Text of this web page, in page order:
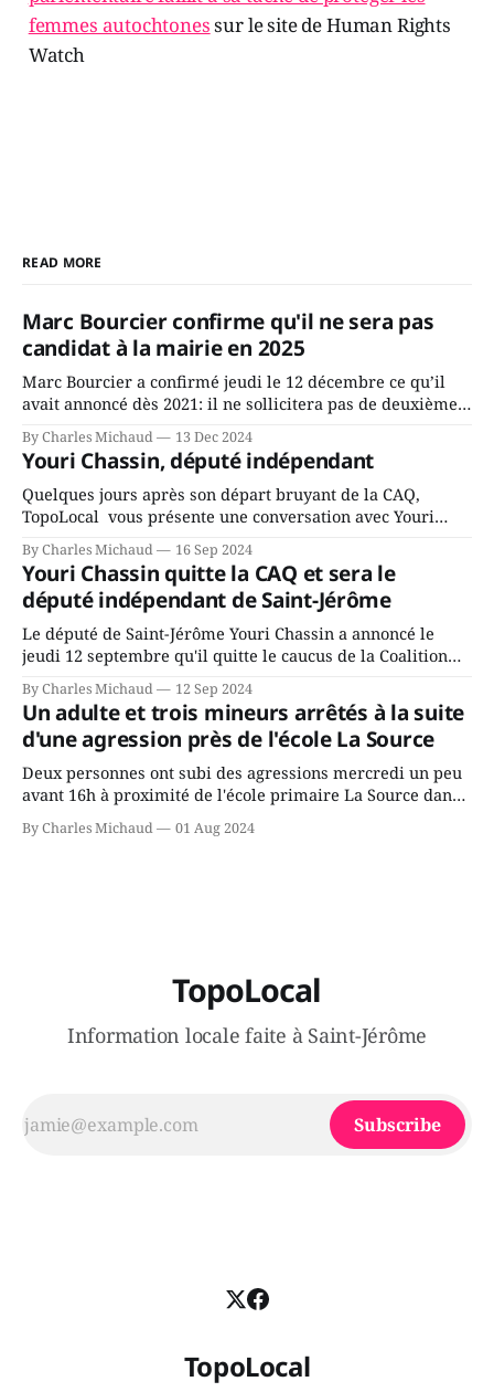
femmes autochtonessur le site de Human Rights
Watch
READ MORE
Marc Bourcier confirme qu'il ne sera pas
candidat à la mairie en 2025
Marc Bourcier a confirmé jeudi le 12 décembre ce qu’il
avait annoncé dès 2021: il ne sollicitera pas de deuxième
fait l’annonce en s’adressant aux employés de la ville,
rassemblés en soirée pour leur traditionnel souper
By Charles Michaud 13 Dec 2024
Youri Chassin, député indépendant
Quelques jours après son départ bruyant de la CAQ,
TopoLocal vous présente une conversation avec Youri
depuis longtemps? Sera-t-il candidat indépendant dans 2
ans? Joindrait-il un autre parti, par exemple les
conservateurs d’Éric Duhaime? Que lui
By Charles Michaud 16 Sep 2024
Youri Chassin quitte la CAQ et sera le
député indépendant de Saint-Jérôme
Le député de Saint-Jérôme Youri Chassin a annoncé le
jeudi 12 septembre qu'il quitte le caucus de la Coalition
gouvernement de la CAQ, surtout de son incapacité, qu'il
juge chronique, à offrir des
By Charles Michaud 12 Sep 2024
Un adulte et trois mineurs arrêtés à la suite
d'une agression près de l'école La Source
Deux personnes ont subi des agressions mercredi un peu
avant 16h à proximité de l'école primaire La Source dans
victimes aurait été écrasée sous un véhicule et aspergée
By Charles Michaud 01 Aug 2024
TopoLocal
Information locale faite à Saint-Jérôme
Subscribe
TopoLocal